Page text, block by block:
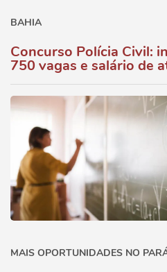
BAHIA
Concurso Polícia Civil:
750 vagas e salário de
MAIS OPORTUNIDADES NO